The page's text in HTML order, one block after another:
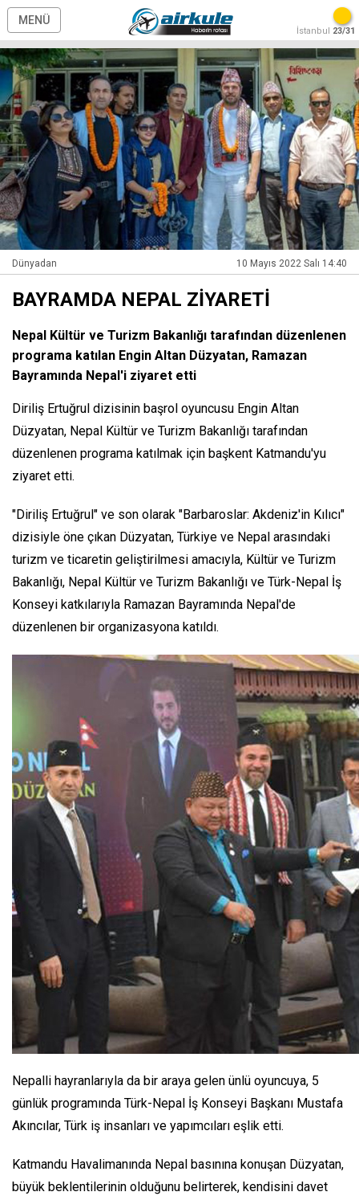
MENÜ
İstanbul 23/31
Dünyadan 10 Mayıs 2022 Salı 14:40
BAYRAMDA NEPAL ZİYARETİ
Nepal Kültür ve Turizm Bakanlığı tarafından düzenlenen
programa katılan Engin Altan Düzyatan, Ramazan
Bayramında Nepal'i ziyaret etti
Diriliş Ertuğrul dizisinin başrol oyuncusu Engin Altan
Düzyatan, Nepal Kültür ve Turizm Bakanlığı tarafından
düzenlenen programa katılmak için başkent Katmandu'yu
ziyaret etti.
"Diriliş Ertuğrul" ve son olarak "Barbaroslar: Akdeniz'in Kılıcı"
dizisiyle öne çıkan Düzyatan, Türkiye ve Nepal arasındaki
turizm ve ticaretin geliştirilmesi amacıyla, Kültür ve Turizm
Bakanlığı, Nepal Kültür ve Turizm Bakanlığı ve Türk-Nepal İş
Konseyi katkılarıyla Ramazan Bayramında Nepal'de
düzenlenen bir organizasyona katıldı.
Nepalli hayranlarıyla da bir araya gelen ünlü oyuncuya, 5
günlük programında Türk-Nepal İş Konseyi Başkanı Mustafa
Akıncılar, Türk iş insanları ve yapımcıları eşlik etti.
Katmandu Havalimanında Nepal basınına konuşan Düzyatan,
büyük beklentilerinin olduğunu belirterek, kendisini davet